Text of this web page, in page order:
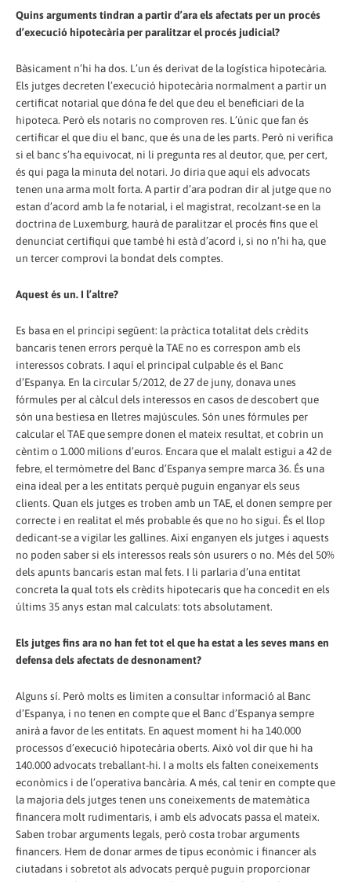
Quins arguments tindran a partir d’ara els afectats per un procés
d’execució hipotecària per paralitzar el procés judicial?
Bàsicament n’hi ha dos. L’un és derivat de la logística hipotecària.
Els jutges decreten l’execució hipotecària normalment a partir un
certificat notarial que dóna fe del que deu el beneficiari de la
hipoteca. Però els notaris no comproven res. L’únic que fan és
certificar el que diu el banc, que és una de les parts. Però ni verifica
si el banc s’ha equivocat, ni li pregunta res al deutor, que, per cert,
és qui paga la minuta del notari. Jo diria que aquí els advocats
tenen una arma molt forta. A partir d’ara podran dir al jutge que no
estan d’acord amb la fe notarial, i el magistrat, recolzant-se en la
doctrina de Luxemburg, haurà de paralitzar el procés fins que el
denunciat certifiqui que també hi està d’acord i, si no n’hi ha, que
un tercer comprovi la bondat dels comptes.
Aquest és un. I l’altre?
Es basa en el principi següent: la pràctica totalitat dels crèdits
bancaris tenen errors perquè la TAE no es correspon amb els
interessos cobrats. I aquí el principal culpable és el Banc
d’Espanya. En la circular 5/2012, de 27 de juny, donava unes
fórmules per al càlcul dels interessos en casos de descobert que
són una bestiesa en lletres majúscules. Són unes fórmules per
calcular el TAE que sempre donen el mateix resultat, et cobrin un
cèntim o 1.000 milions d’euros. Encara que el malalt estigui a 42 de
febre, el termòmetre del Banc d’Espanya sempre marca 36. És una
eina ideal per a les entitats perquè puguin enganyar els seus
clients. Quan els jutges es troben amb un TAE, el donen sempre per
correcte i en realitat el més probable és que no ho sigui. És el llop
dedicant-se a vigilar les gallines. Així enganyen els jutges i aquests
no poden saber si els interessos reals són usurers o no. Més del 50%
dels apunts bancaris estan mal fets. I li parlaria d’una entitat
concreta la qual tots els crèdits hipotecaris que ha concedit en els
últims 35 anys estan mal calculats: tots absolutament.
Els jutges fins ara no han fet tot el que ha estat a les seves mans en
defensa dels afectats de desnonament?
Alguns sí. Però molts es limiten a consultar informació al Banc
d’Espanya, i no tenen en compte que el Banc d’Espanya sempre
anirà a favor de les entitats. En aquest moment hi ha 140.000
processos d’execució hipotecària oberts. Això vol dir que hi ha
140.000 advocats treballant-hi. I a molts els falten coneixements
econòmics i de l’operativa bancària. A més, cal tenir en compte que
la majoria dels jutges tenen uns coneixements de matemàtica
financera molt rudimentaris, i amb els advocats passa el mateix.
Saben trobar arguments legals, però costa trobar arguments
financers. Hem de donar armes de tipus econòmic i financer als
ciutadans i sobretot als advocats perquè puguin proporcionar